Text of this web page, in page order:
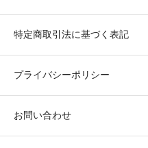
特定商取引法に基づく表記
プライバシーポリシー
お問い合わせ